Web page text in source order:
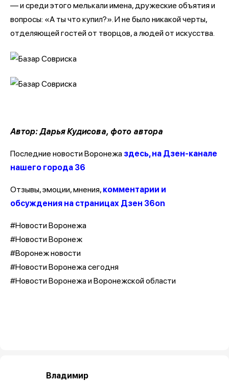
— и среди этого мелькали имена, дружеские объятия и
вопросы: «А ты что купил?». И не было никакой черты,
отделяющей гостей от творцов, а людей от искусства.
Автор: Дарья Кудисова, фото автора
Последние новости Воронежа здесь, на Дзен-канале
нашего города 36
Отзывы, эмоции, мнения, комментарии и
обсуждения на страницах Дзен 36on
#Новости Воронежа
#Новости Воронеж
#Воронеж новости
#Новости Воронежа сегодня
#Новости Воронежа и Воронежской области
Владимир